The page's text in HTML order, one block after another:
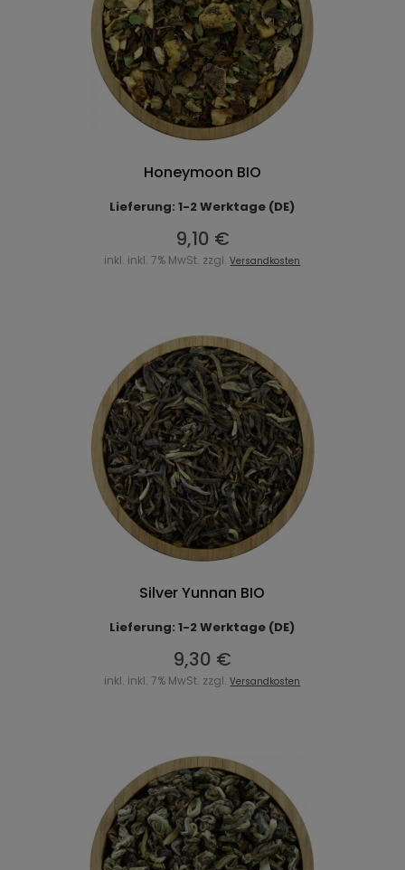
Honeymoon BIO
Lieferung: 1-2 Werktage (DE)
9,10 €
inkl. inkl. 7% MwSt. zzgl.Versandkosten
Silver Yunnan BIO
Lieferung: 1-2 Werktage (DE)
9,30 €
inkl. inkl. 7% MwSt. zzgl.Versandkosten